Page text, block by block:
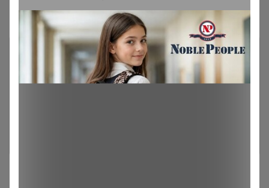
#1 ГОТОВИМСЯ к ПОСАДКАМ
1 грунты, субстраты: рассадные,
универсальные, цветочные
186